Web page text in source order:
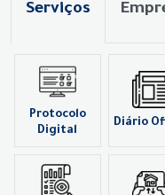
Serviços
Protocolo
Digital
Diário